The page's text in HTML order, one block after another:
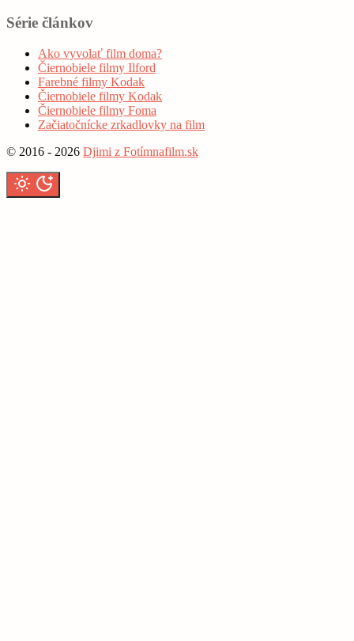
Série článkov
Ako vyvolať film doma?
Čiernobiele filmy Ilford
Farebné filmy Kodak
Čiernobiele filmy Kodak
Čiernobiele filmy Foma
Začiatočnícke zrkadlovky na film
© 2016 - 2026 Djimi z Fotímnafilm.sk